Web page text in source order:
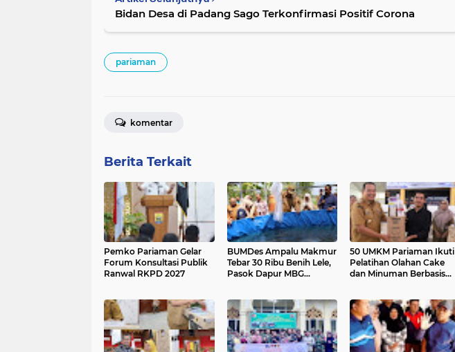
Bidan Desa di Padang Sago Terkonfirmasi Positif Corona
pariaman
komentar
Berita Terkait
Pemko Pariaman Gelar
Forum Konsultasi Publik
Ranwal RKPD 2027
BUMDes Ampalu Makmur
Tebar 30 Ribu Benih Lele,
Pasok Dapur MBG
50 UMKM Pariaman Ikuti
Pelatihan Olahan Cake
dan Minuman Berbasis